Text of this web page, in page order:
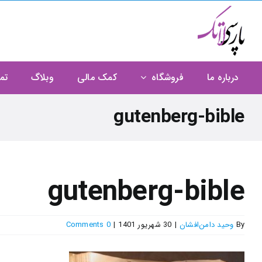
content
درباره ما فروشگاه کمک مالی وبلاگ
gutenberg-bible
gutenberg-bible
By وحید دامن‌افشان | 30 شهریور 1401 |
0 Comments